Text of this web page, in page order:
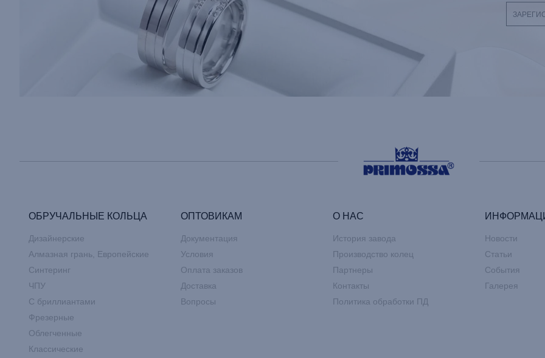
ОБРУЧАЛЬНЫЕ КОЛЬЦА
Дизайнерские
Алмазная грань, Европейские
Синтеринг
ЧПУ
С бриллиантами
Фрезерные
Облегченные
Классические
ОПТОВИКАМ
Документация
Условия
Оплата заказов
Доставка
Вопросы
О НАС
История завода
Производство колец
Партнеры
Контакты
Политика обработки ПД
Новости
Статьи
События
Галерея